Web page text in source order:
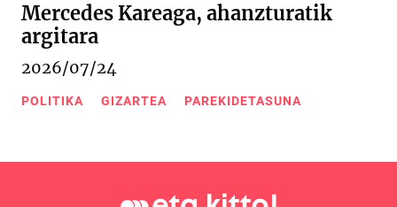
Mercedes Kareaga, ahanzturatik
argitara
2026/07/24
POLITIKA GIZARTEA PAREKIDETASUNA